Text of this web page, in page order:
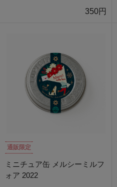
350円
通販限定
ミニチュア缶 メルシーミルフ
ォア 2022